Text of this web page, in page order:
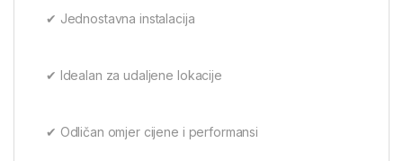
✔ Jednostavna instalacija
✔ Idealan za udaljene lokacije
✔ Odličan omjer cijene i performansi